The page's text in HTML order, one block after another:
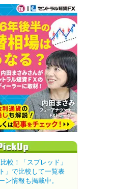
較！「スプレッド」
」で比較して一覧表
ン情報も掲載中。